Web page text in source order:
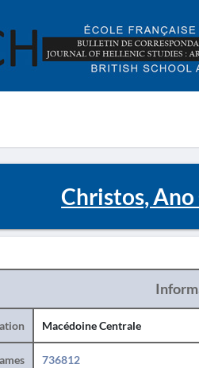
Christos, Ano
Macédoine Centrale
736812